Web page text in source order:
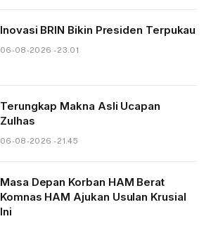
Inovasi BRIN Bikin Presiden Terpukau
06-08-2026 - 23.01
Terungkap Makna Asli Ucapan
Zulhas
06-08-2026 - 21.45
Masa Depan Korban HAM Berat
Komnas HAM Ajukan Usulan Krusial
Ini